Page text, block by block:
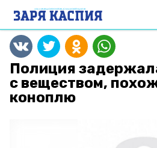
Полиция
с веществом,
коноплю